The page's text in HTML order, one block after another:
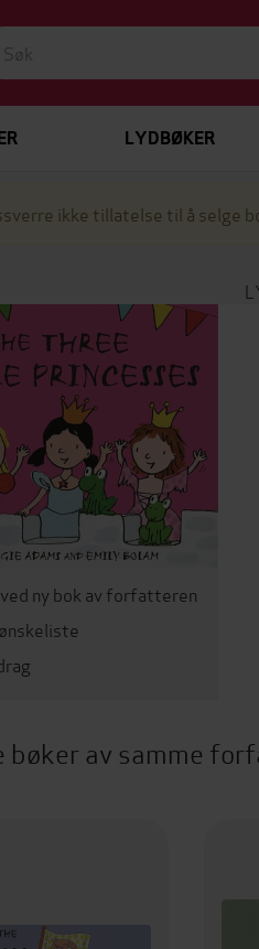
LYDBØKER
ikke tillatelse til å selge
ny bok av forfatteren
bøker av samme